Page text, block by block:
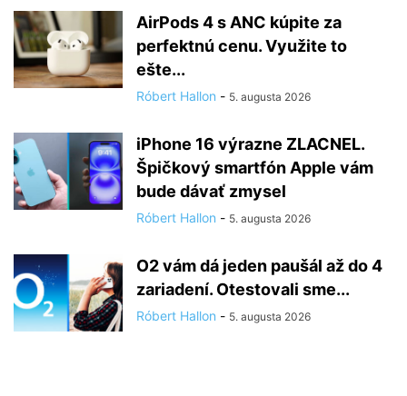
AirPods 4 s ANC kúpite za
perfektnú cenu. Využite to
ešte...
Róbert Hallon - 5. augusta 2026
iPhone 16 výrazne ZLACNEL.
Špičkový smartfón Apple vám
bude dávať zmysel
Róbert Hallon - 5. augusta 2026
O2 vám dá jeden paušál až do 4
zariadení. Otestovali sme...
Róbert Hallon - 5. augusta 2026